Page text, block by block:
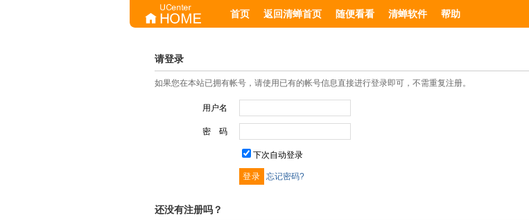
首页 返回清蝉首页 随便看看 清蝉软件 帮助
请登录
如果您在本站已拥有帐号，请使用已有的帐号信息直接进行登录即可，不需重复注册。
用户名
密 码
下次自动登录
忘记密码?
还没有注册吗？